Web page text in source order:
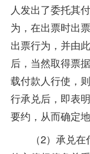
人发出了委托其
为，在出票时出
出票行为，并由
后，当然取得票
载付款人行使，
行承兑后，即表
要约，从而确定
（2）承兑在